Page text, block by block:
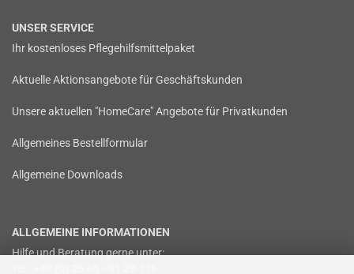
UNSER SERVICE
Ihr kostenloses Pflegehilfsmittelpaket
Aktuelle Aktionsangebote für Geschäftskunden
Unsere aktuellen "HomeCare" Angebote für Privatkunden
Allgemeines Bestellformular
Allgemeine Downloads
ALLGEMEINE INFORMATIONEN
Hilfe und Beratung gerne unter: